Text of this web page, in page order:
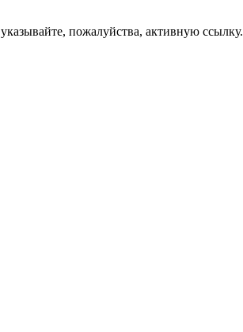
пожалуйства, активную ссылку.